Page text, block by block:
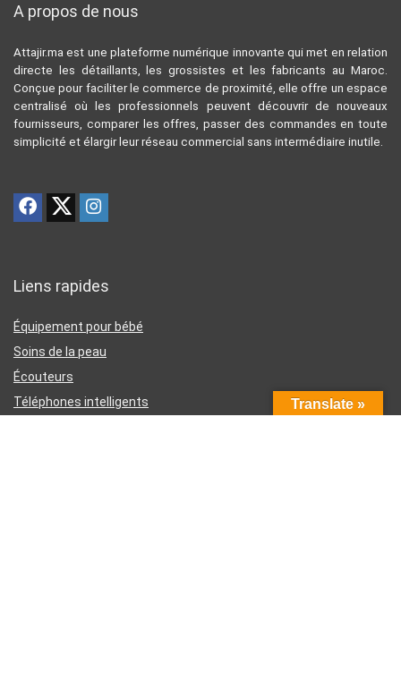
A propos de nous
Attajir.ma est une plateforme numérique innovante qui met en relation
directe les détaillants, les grossistes et les fabricants au Maroc.
Conçue pour faciliter le commerce de proximité, elle offre un espace
centralisé où les professionnels peuvent découvrir de nouveaux
fournisseurs, comparer les offres, passer des commandes en toute
simplicité et élargir leur réseau commercial sans intermédiaire inutile.
Liens rapides
Équipement pour bébé
Soins de la peau
Écouteurs
Téléphones intelligents
Translate »